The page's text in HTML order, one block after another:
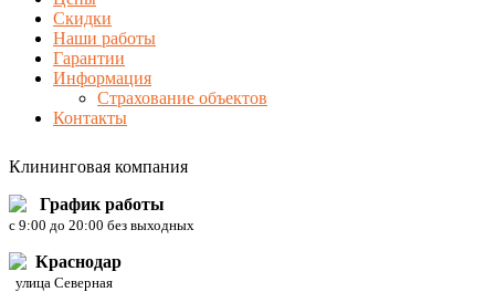
Скидки
Наши работы
Гарантии
Информация
Страхование объектов
Контакты
Клининговая компания
График работы
c 9:00 до 20:00 без выходных
Краснодар
улица Северная